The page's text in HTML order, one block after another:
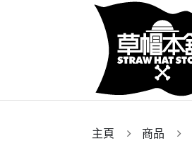
主頁 商品